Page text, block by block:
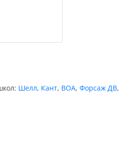
Шелл, Кант, ВОА, Форсаж ДВ,